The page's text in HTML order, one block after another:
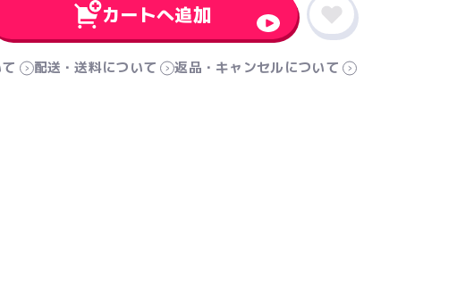
カートへ追加
配送・送料について 返品・キャンセルについて